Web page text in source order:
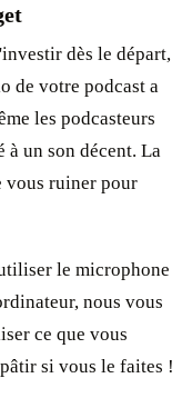
dès le départ,
de votre podcast a
les podcasteurs
un son décent. La
vous ruiner pour
le microphone
nous vous
ce que vous
si vous le faites !